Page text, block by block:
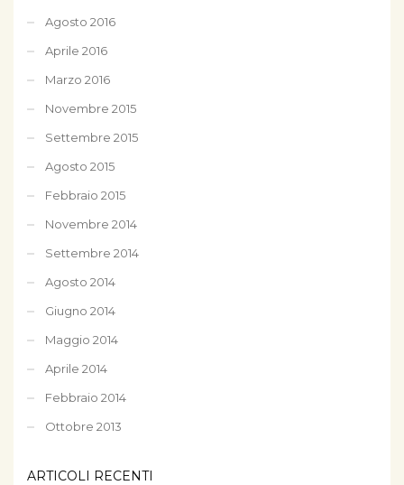
Agosto 2016
Aprile 2016
Marzo 2016
Novembre 2015
Settembre 2015
Agosto 2015
Febbraio 2015
Novembre 2014
Settembre 2014
Agosto 2014
Giugno 2014
Maggio 2014
Aprile 2014
Febbraio 2014
Ottobre 2013
ARTICOLI RECENTI